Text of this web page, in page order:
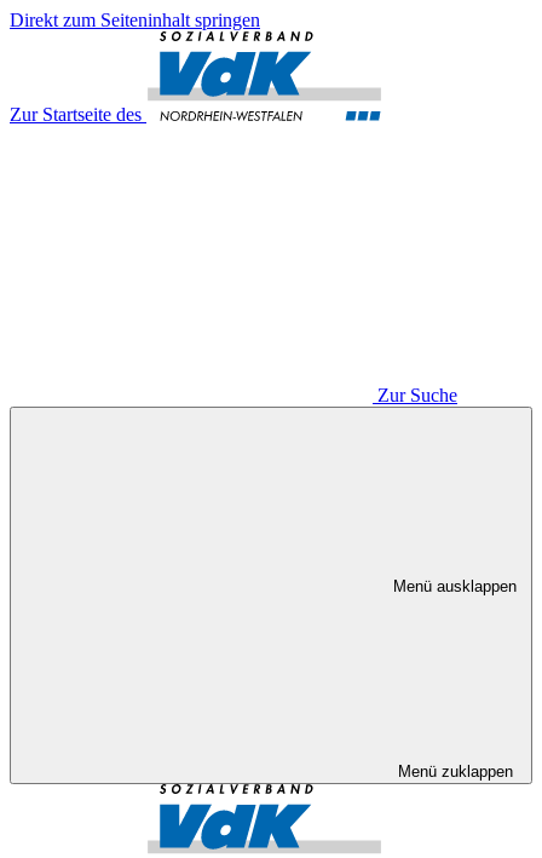
Direkt zum Seiteninhalt springen
Zur Startseite des
Zur Suche
Menü ausklappen
Menü zuklappen